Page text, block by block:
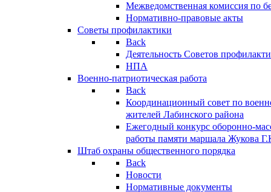
Межведомственная комиссия по
Нормативно-правовые акты
Советы профилактики
Back
Деятельность Советов
НПА
Военно-патриотическая работа
Back
Координационный совет по
жителей Лабинского района
Ежегодный конкурс оборонно-
работы памяти маршала Жукова
Штаб охраны общественного порядка
Back
Новости
Нормативные документы